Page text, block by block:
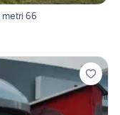
66